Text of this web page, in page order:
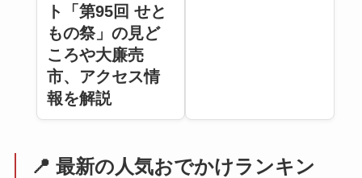
ト「第95回 せと
もの祭」の見ど
ころや大廉売
市、アクセス情
報を解説
📍 最新の人気おでかけランキン